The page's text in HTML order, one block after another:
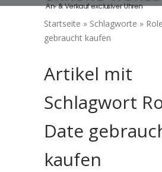
Startseite » Schlagworte »
gebraucht kaufen
Artikel mit
Schlagwort
Date
kaufen